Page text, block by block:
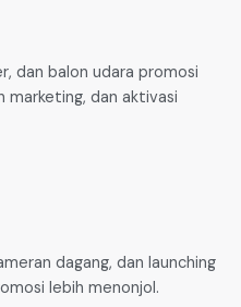
dan balon udara promosi
marketing, dan aktivasi
dagang, dan launching
lebih menonjol.